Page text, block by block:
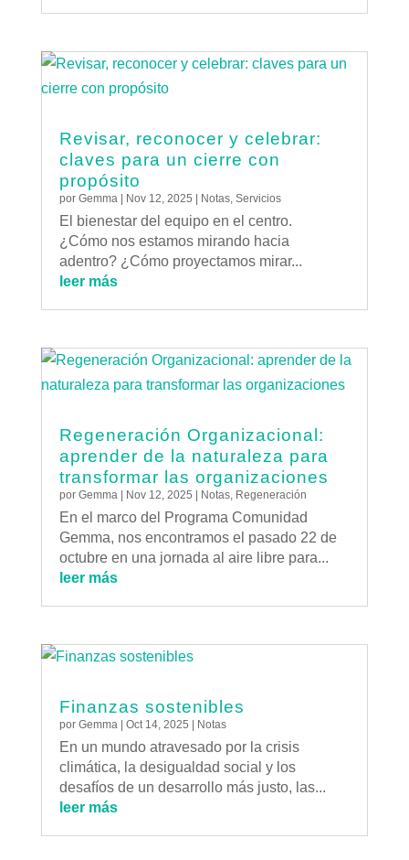
Revisar, reconocer y celebrar:
claves para un cierre con
propósito
por Gemma| Nov 12, 2025 Notas, Servicios
El bienestar del equipo en el centro.
¿Cómo nos estamos mirando hacia
adentro? ¿Cómo proyectamos mirar...
leer más
Regeneración Organizacional:
aprender de la naturaleza para
transformar las organizaciones
por Gemma| Nov 12, 2025 Notas, Regeneración
En el marco del Programa Comunidad
Gemma, nos encontramos el pasado 22 de
octubre en una jornada al aire libre para...
leer más
Finanzas sostenibles
por Gemma| Oct 14, 2025 Notas
En un mundo atravesado por la crisis
climática, la desigualdad social y los
desafíos de un desarrollo más justo, las...
leer más